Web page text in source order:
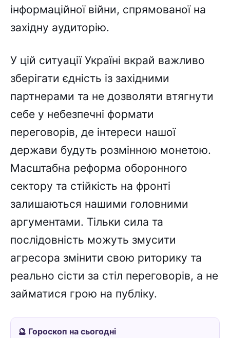
інформаційної війни, спрямованої на
західну аудиторію.
У цій ситуації Україні вкрай важливо
зберігати єдність із західними
партнерами та не дозволяти втягнути
себе у небезпечні формати
переговорів, де інтереси нашої
держави будуть розмінною монетою.
Масштабна реформа оборонного
сектору та стійкість на фронті
залишаються нашими головними
аргументами. Тільки сила та
послідовність можуть змусити
агресора змінити свою риторику та
реально сісти за стіл переговорів, а не
займатися грою на публіку.
🔮 Гороскоп на сьогодні